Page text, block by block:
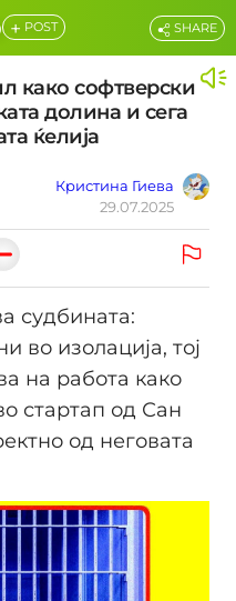
+ POST
како софтверски
долина и сега
ќелија
Кристина Гиева
29.07.2025
SHARE
судбината:
во изолација, тој
на работа како
стартап од Сан
од неговата